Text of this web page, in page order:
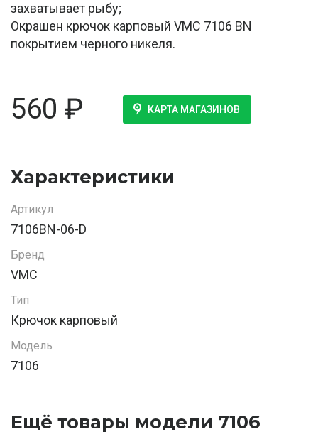
захватывает рыбу;
Окрашен крючок карповый VMC 7106 BN
покрытием черного никеля.
560 ₽ КАРТА МАГАЗИНОВ
Характеристики
Артикул
7106BN-06-D
Бренд
VMC
Тип
Крючок карповый
Модель
7106
Ещё товары модели 7106